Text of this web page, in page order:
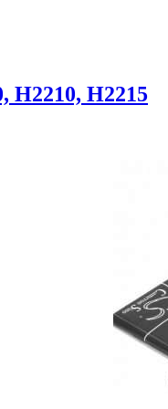
H2210, H2215